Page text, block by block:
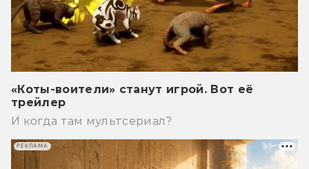
«Коты-воители» станут игрой. Вот её
трейлер
И когда там мультсериал?
РЕКЛАМА